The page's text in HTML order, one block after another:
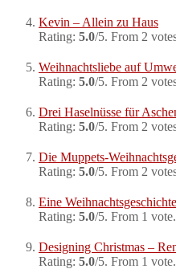
Kevin – Allein zu Haus
Rating: 5.0/5. From 2
Weihnachtsliebe auf
Rating: 5.0/5. From 2
Drei Haselnüsse für
Rating: 5.0/5. From 2
Die Muppets-
Rating: 5.0/5. From 2
Eine
Rating: 5.0/5. From 1 vote.
Designing Christmas –
Rating: 5.0/5. From 1 vote.